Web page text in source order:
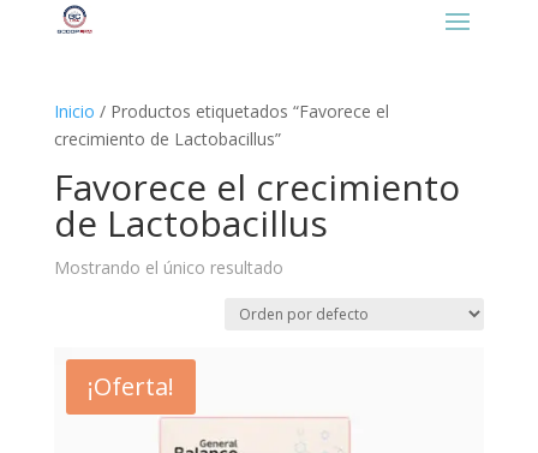
https://gcooplatino.com/favicon.ico
Inicio / Productos etiquetados “Favorece el
crecimiento de Lactobacillus”
Favorece el crecimiento
de Lactobacillus
Mostrando el único resultado
¡Oferta!